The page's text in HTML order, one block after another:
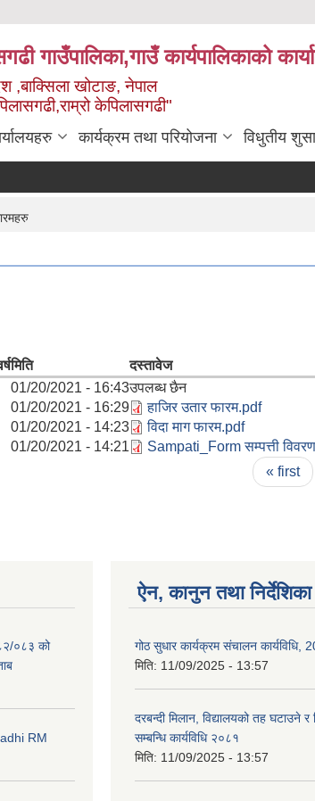
गाउँपालिका,गाउँ कार्यपालिकाको
,बाक्सिला खोटाङ, नेपाल
केपिलासगढी"
कार्यक्रम तथा परियोजना विधुतीय
मिति दस्तावेज
01/20/2021 - 16:43उपलब्ध छैन
01/20/2021 - 16:29 हाजिर उतार फारम.pdf
01/20/2021 - 14:23 विदा माग फारम.pdf
01/20/2021 - 14:21 Sampati_Form सम्पत्ती
« first
०८३ को
RM
ऐन, कानुन तथा निर्देशिका
गोठ सुधार कार्यक्रम संचालन कार्यविधि,
मिति: 11/09/2025 - 13:57
दरबन्दी मिलान, विद्यालयको तह घटाउने र
सम्बन्धि कार्यविधि २०८१
मिति: 11/09/2025 - 13:57